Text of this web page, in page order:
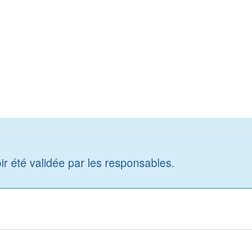
été validée par les responsables.